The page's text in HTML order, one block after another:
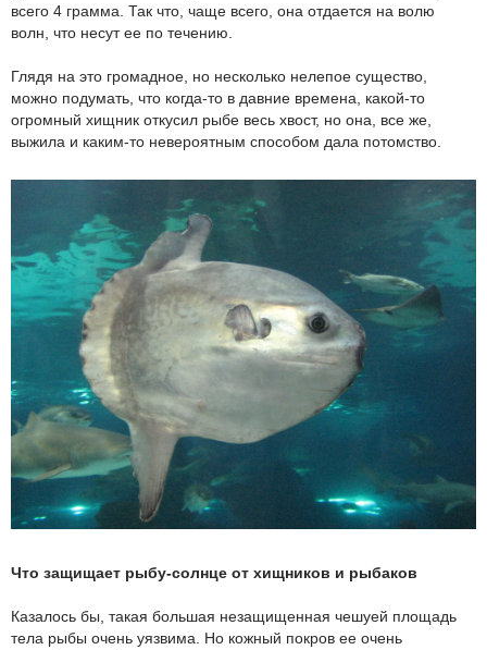
всего 4 грамма. Так что, чаще всего, она отдается на волю
волн, что несут ее по течению.
Глядя на это громадное, но несколько нелепое существо,
можно подумать, что когда-то в давние времена, какой-то
огромный хищник откусил рыбе весь хвост, но она, все же,
выжила и каким-то невероятным способом дала потомство.
Что защищает рыбу-солнце от хищников и рыбаков
Казалось бы, такая большая незащищенная чешуей площадь
тела рыбы очень уязвима. Но кожный покров ее очень